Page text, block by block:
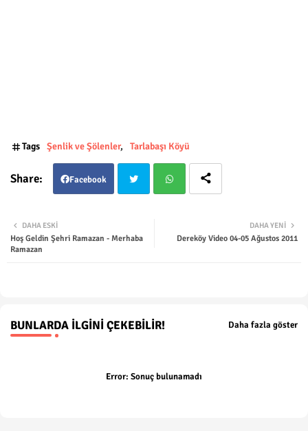
Tags Şenlik ve Şölenler Tarlabaşı Köyü
Facebook
ter tsap
DAHA YENI
Dereköy Video 04-05 Ağustos 2011
DAHA ESKI
Hoş Geldin Şehri Ramazan - Merhaba
Ramazan
BUNLARDA İLGINI ÇEKEBILIR! Daha fazla göster
Error: Sonuç bulunamadı